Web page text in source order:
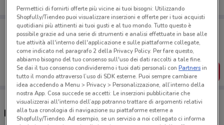
Porta DoveConviene sempre con te!
Puoi trovare le migliori offerte dei negozi vicino a te,
salvarle e creare la tua lista del risparmio, comodamente
dal tuo cellulare.
SCARICA L’APP
Negozi Wiener Haus nelle vicinanze
Permettici di fornirti offerte più vicine ai tuoi bisogni: Utilizzando
Shopfully/Tiendeo puoi visualizzare inserzioni e offerte per i tuoi acquisti
quotidiani più attinenti ai tuoi gusti e al tuo mondo. Tutto questo è
possibile grazie ad una serie di strumenti e analisi effettuate in base alle
tue attività all'interno dell'applicazione e sulle piattaforme collegate,
come indicato nel paragrafo 2 della Privacy Policy. Per fare questo,
abbiamo bisogno del tuo consenso sull'uso dei dati raccolti a tale fine.
Se dai il tuo consenso condivideremo i tuoi dati personali conPartnersin
tutto il mondo attraverso l’uso di SDK esterne. Puoi sempre cambiare
idea accedendo a Menu > Privacy > Personalizzazione, all’interno della
nostra App. Cosa succede se accetti: Le inserzioni pubblicitarie che
visualizzerai all'interno dell’app potranno trattare di argomenti relativi
alla tua cronologia di navigazione su piattaforme esterne a
Shopfully/Tiendeo. Ad esempio, se un servizio a noi collegato ci informa